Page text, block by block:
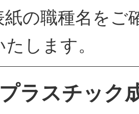
の職種名をご
します。
プラスチック